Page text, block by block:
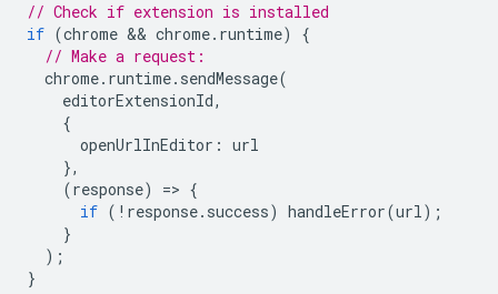
// Check if extension is installed
if (chrome && chrome. runtime)
{
// Make a request:
chrome. runtime. sendMessage(
editorExtensionId,
{
openUrlInEditor : url
},
(response) => {
if ( ! response. success) handleError(url);
}
);
}